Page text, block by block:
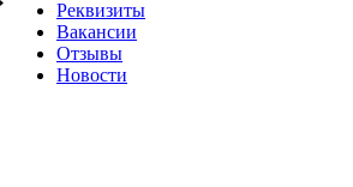
Реквизиты
Вакансии
Отзывы
Новости